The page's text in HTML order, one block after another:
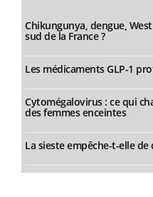
Chikungunya, dengue,
sud de la France ?
Les médicaments GLP-1
Cytomégalovirus : ce qui
des femmes enceintes
La sieste empêche-t-elle